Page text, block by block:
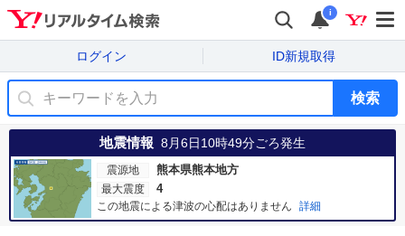
i
ログイン ID新規取得
検索
地震情報 8月6日10時49分ごろ発生
震源地 熊本県熊本地方
最大震度 4
この地震による津波の心配はありません 詳細